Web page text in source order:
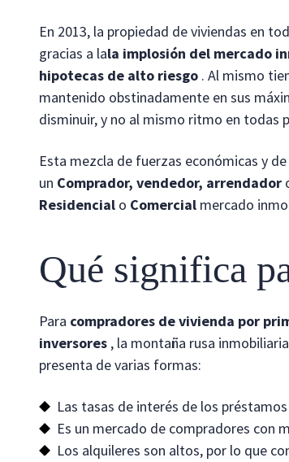
En 2013, la propiedad de viviendas en
gracias a lala implosión del mercado
hipotecas de alto riesgo . Al mismo
mantenido obstinadamente en sus
disminuir, y no al mismo ritmo en todas
Esta mezcla de fuerzas económicas y
un Comprador, vendedor, arrendador
Residencial o Comercial mercado
Qué significa
Para compradores de vivienda por
inversores , la montaña rusa
presenta de varias formas:
Las tasas de interés de los
Es un mercado de compradores con
Los alquileres son altos, por lo que